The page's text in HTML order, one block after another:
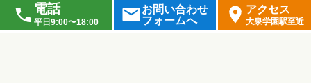
電話
平日9:00〜18:00
お問い合わせ
フォームへ
アクセス
大泉学園駅至近